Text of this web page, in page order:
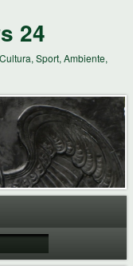
24
Sport, Ambiente,